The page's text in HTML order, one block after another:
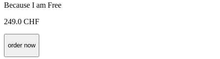
Because I am Free
249.0 CHF
order now